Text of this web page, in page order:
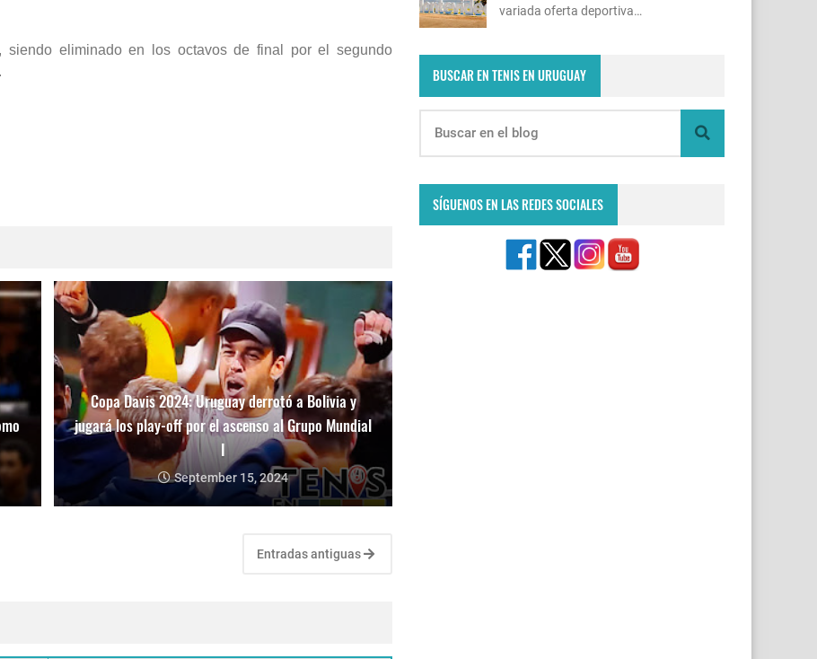
siendo eliminado en los octavos de final por el segundo
Copa Davis 2024: Uruguay derrotó a Bolivia y
jugará los play-off por el ascenso al Grupo Mundial
I
September 15, 2024
Entradas antiguas
variada oferta deportiva…
BUSCAR EN TENIS EN URUGUAY
SÍGUENOS EN LAS REDES SOCIALES